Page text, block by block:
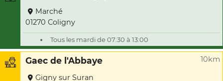
Marché
01270 Coligny
Tous les mardi de 07:30 à 13:00
Gaec de l'Abbaye 10km
Gigny sur Suran